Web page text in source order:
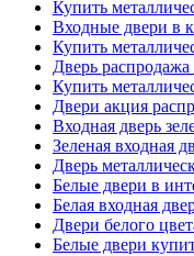
Купить
Входные двери в
Купить
Дверь распродажа
Купить
Двери акция
Входная дверь
Зеленая входная
Дверь
Белые двери в
Белая входная
Двери белого
Белые двери